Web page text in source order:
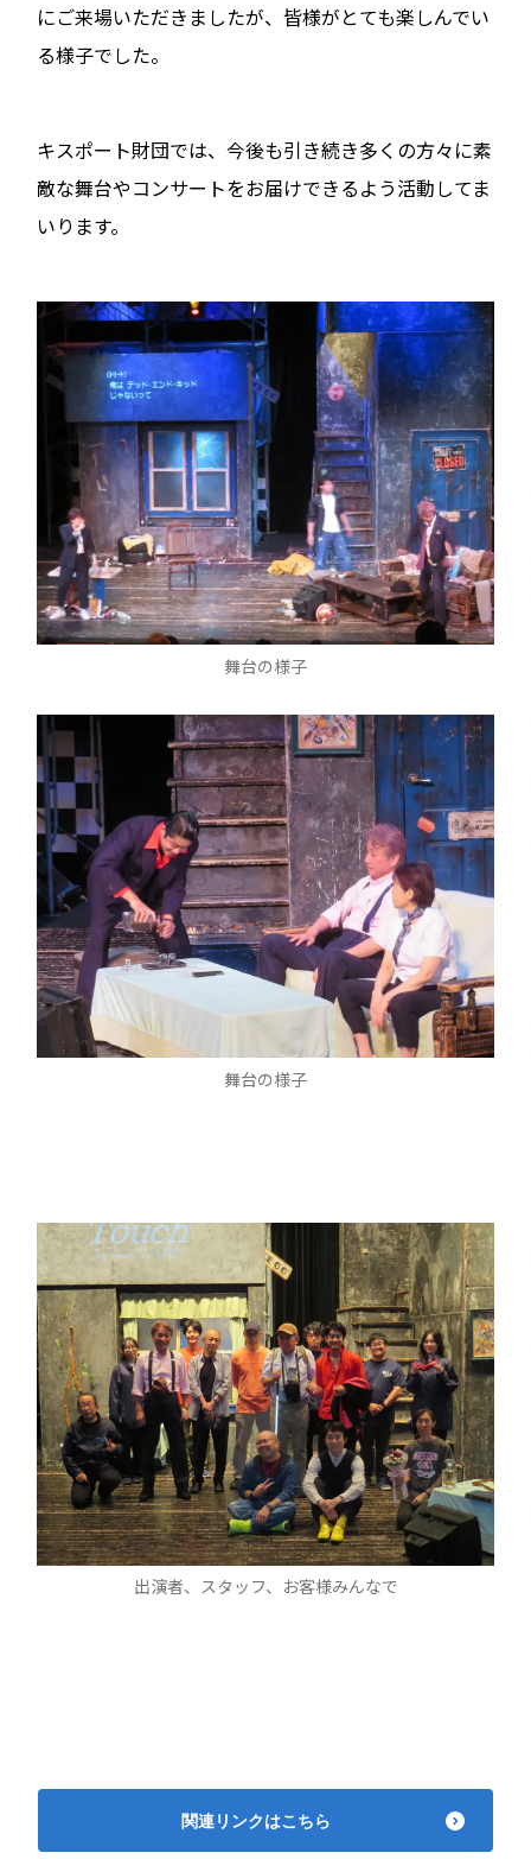
にご来場いただきましたが、皆様がとても楽しんでい
る様子でした。
キスポート財団では、今後も引き続き多くの方々に素
敵な舞台やコンサートをお届けできるよう活動してま
いります。
舞台の様子
舞台の様子
出演者、スタッフ、お客様みんなで
関連リンクはこちら